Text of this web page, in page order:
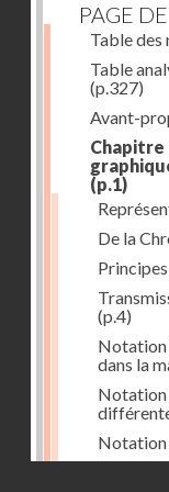
PAGE
Table des
Table
(p.327)
Avant-
Chapitre
(p.1)
De la
(p.4)
Notation
dans la
Notation
Notation